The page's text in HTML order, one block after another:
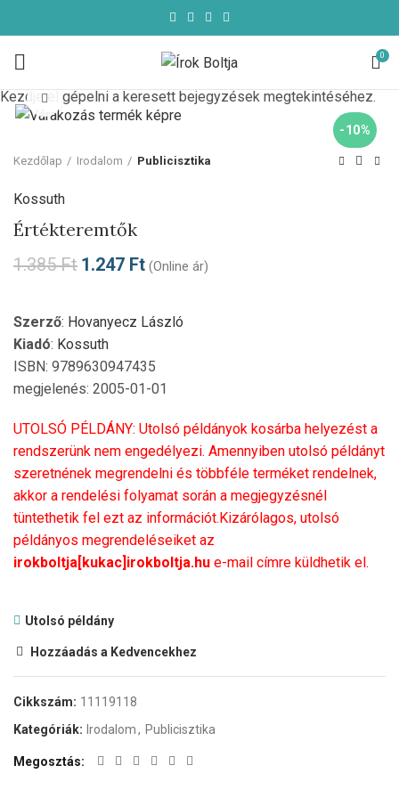
0
-10%
Click to enlarge
Kezdőlap Irodalom Publicisztika
Kossuth
Értékteremtők
1.385Ft 1.247 Ft (Online ár)
Szerző: Hovanyecz László
Kiadó: Kossuth
ISBN: 9789630947435
megjelenés: 2005-01-01
UTOLSÓ PÉLDÁNY: Utolsó példányok kosárba helyezést a
rendszerünk nem engedélyezi. Amennyiben utolsó példányt
szeretnének megrendelni és többféle terméket rendelnek,
akkor a rendelési folyamat során a megjegyzésnél
tüntethetik fel ezt az információt.Kizárólagos, utolsó
példányos megrendeléseiket az
irokboltja[kukac]irokboltja.hu e-mail címre küldhetik el.
Utolsó példány
Hozzáadás a Kedvencekhez
Cikkszám: 11119118
Kategóriák: Irodalom, Publicisztika
Megosztás
Kezdje el gépelni a keresett bejegyzések megtekintéséhez.